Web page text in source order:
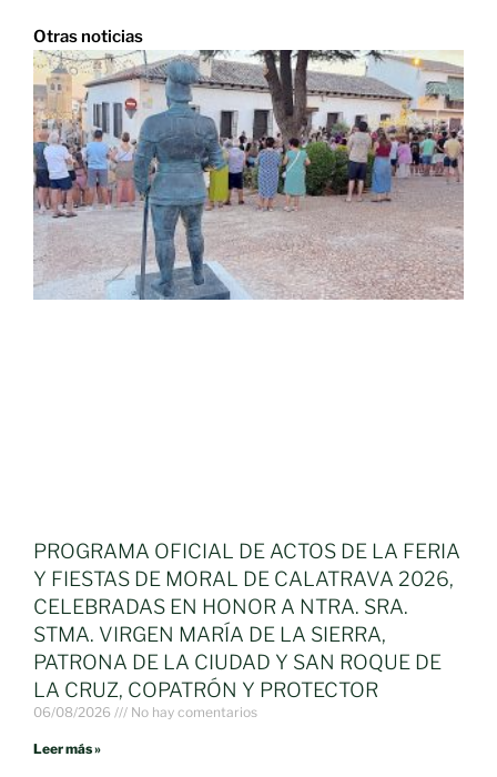
Otras noticias
PROGRAMA OFICIAL DE ACTOS DE LA FERIA
Y FIESTAS DE MORAL DE CALATRAVA 2026,
CELEBRADAS EN HONOR A NTRA. SRA.
STMA. VIRGEN MARÍA DE LA SIERRA,
PATRONA DE LA CIUDAD Y SAN ROQUE DE
LA CRUZ, COPATRÓN Y PROTECTOR
06/08/2026 No hay comentarios
Leer más »